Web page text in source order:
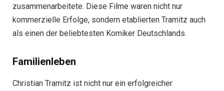
zusammenarbeitete. Diese Filme waren nicht nur
kommerzielle Erfolge, sondern etablierten Tramitz auch
als einen der beliebtesten Komiker Deutschlands.
Familienleben
Christian Tramitz ist nicht nur ein erfolgreicher